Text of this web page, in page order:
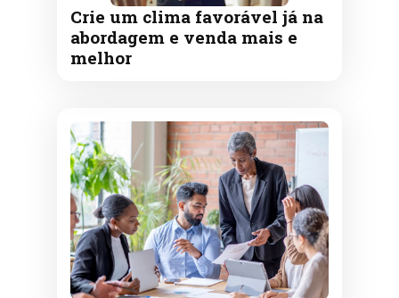
Crie um clima favorável já na
abordagem e venda mais e
melhor